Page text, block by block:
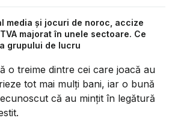
media și jocuri de noroc, accize
majorat în unele sectoare. Ce
grupului de lucru
o treime dintre cei care joacă au
tot mai mulți bani, iar o bună
că au mințit în legătură